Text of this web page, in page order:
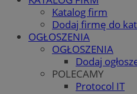
Katalog firm
Dodaj firmę do
OGŁOSZENIA
OGŁOSZENIA
Dodaj
POLECAMY
Protocol IT